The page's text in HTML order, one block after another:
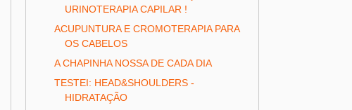
URINOTERAPIA CAPILAR !
ACUPUNTURA E CROMOTERAPIA PARA
OS CABELOS
A CHAPINHA NOSSA DE CADA DIA
TESTEI: HEAD&SHOULDERS -
HIDRATAÇÃO